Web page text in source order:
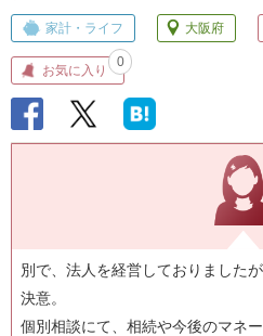
家計・ライフ 大阪府
お気に入り
0
別で、法人を経営しておりました
決意。
個別相談にて、相続や今後のマネ